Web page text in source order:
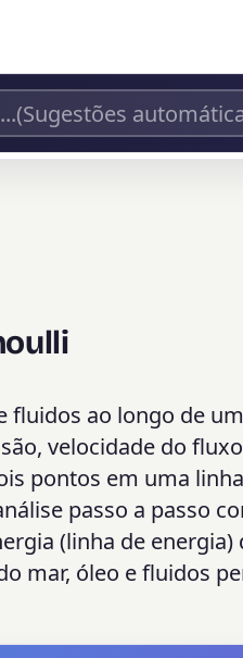
fluidos ao longo de
velocidade do
pontos em uma
passo a passo
(linha de
mar, óleo e fluidos